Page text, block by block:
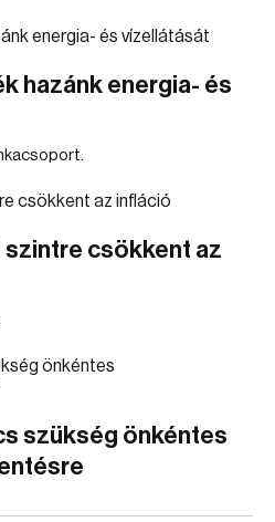
hazánk energia- és
csökkent az
szükség önkéntes